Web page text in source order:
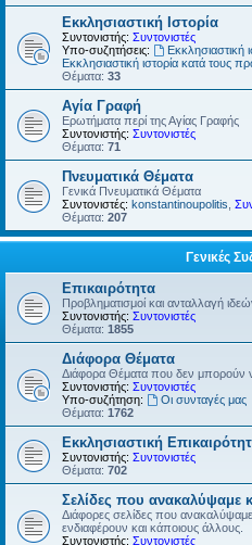
Εκκλησιαστική Ιστορία
Συντονιστής: Συντονιστές
Υπο-συζητήσεις:
Εκκλησιαστική
Εκκλησιαστική ιστορία κατά τους
Θέματα: 33
Αγία Γραφή
Ερωτήματα περί της Αγίας Γραφής
Συντονιστής: Συντονιστές
Θέματα: 71
Πνευματικά Θέματα
Γενικά Πνευματικά Θέματα
Συντονιστές: konstantinoupolitis
Θέματα: 207
Γενικές
Επικαιρότητα
Προβληματισμοί και ανταλλαγή
Συντονιστής: Συντονιστές
Θέματα: 1855
Διάφορα Θέματα
Διάφορα Θέματα που δεν μπορούν
Συντονιστής: Συντονιστές
Υπο-συζήτηση:
Οι συνταγές μας
Θέματα: 1762
Εκκλησιαστική
Συντονιστής: Συντονιστές
Θέματα: 702
Σελίδες που ανακαλύψαμε
Διάφορες σελίδες που ανακαλύψαμε
ενδιαφέρουν και κάποιους άλλους.
Συντονιστής: Συντονιστές